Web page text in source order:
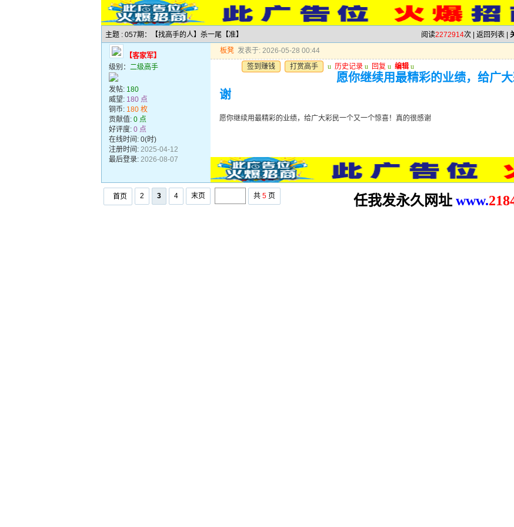
主题 : 057期：【找高手的人】杀一尾【准】 阅读2272914次 | 返回列表
【客家军】
级别： 二级高手
发帖: 180
威望: 180 点
铜币: 180 枚
贡献值: 0 点
好评度: 0 点
在线时间: 0(时)
注册时间: 2025-04-12
最后登录: 2026-08-07
板凳 发表于: 2026-05-28 00:44
签到赚钱
打赏高手 u 历史记录 u 回复 u 编辑 u
愿你继续用最精彩的业绩，给广
谢
愿你继续用最精彩的业绩，给广大彩民一个又一个惊喜！真的很感谢
首页 2 3 4 末页 共 5 页 任我发永久网址 www.2